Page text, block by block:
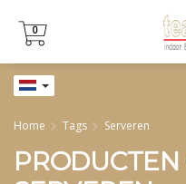
0
0
Home Tags Serveren